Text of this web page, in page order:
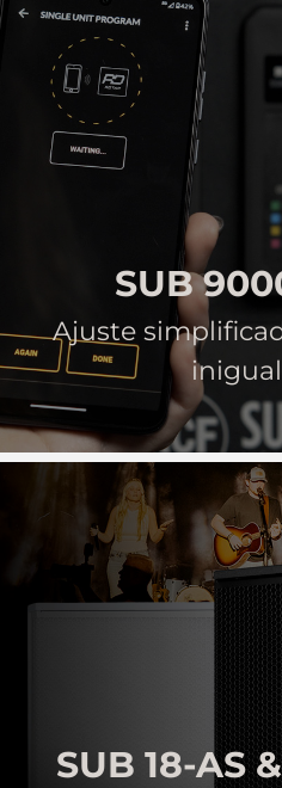
SUB
Ajuste
SUB 18-AS